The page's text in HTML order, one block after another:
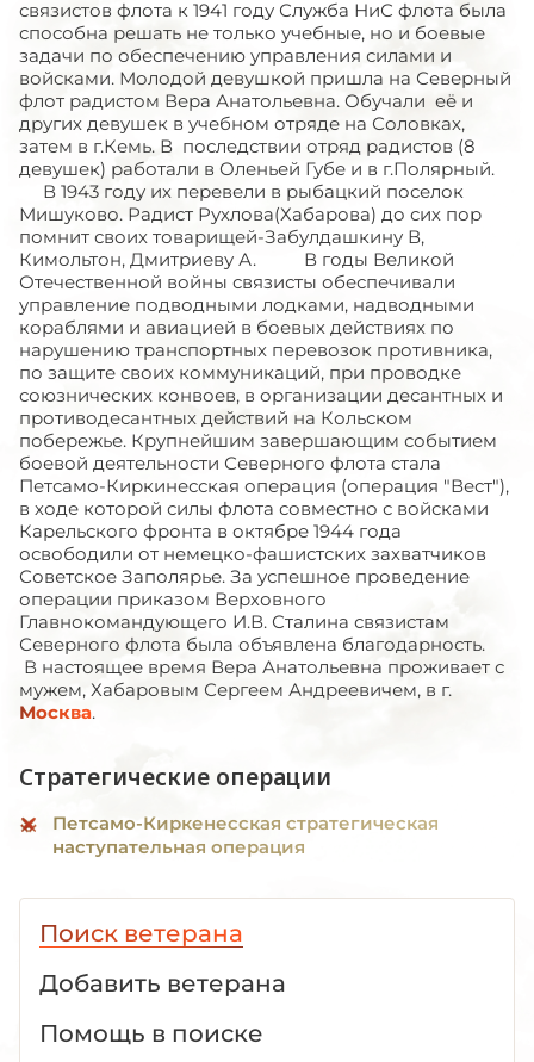
связистов флота к 1941 году Служба НиС флота была
способна решать не только учебные, но и боевые
задачи по обеспечению управления силами и
войсками. Молодой девушкой пришла на Северный
флот радистом Вера Анатольевна. Обучали её и
других девушек в учебном отряде на Соловках,
затем в г.Кемь. В последствии отряд радистов (8
девушек) работали в Оленьей Губе и в г.Полярный.
В 1943 году их перевели в рыбацкий поселок
Мишуково. Радист Рухлова(Хабарова) до сих пор
помнит своих товарищей-Забулдашкину В,
Кимольтон, Дмитриеву А. В годы Великой
Отечественной войны связисты обеспечивали
управление подводными лодками, надводными
кораблями и авиацией в боевых действиях по
нарушению транспортных перевозок противника,
по защите своих коммуникаций, при проводке
союзнических конвоев, в организации десантных и
противодесантных действий на Кольском
побережье. Крупнейшим завершающим событием
боевой деятельности Северного флота стала
Петсамо-Киркинесская операция (операция "Вест"),
в ходе которой силы флота совместно с войсками
Карельского фронта в октябре 1944 года
освободили от немецко-фашистских захватчиков
Советское Заполярье. За успешное проведение
операции приказом Верховного
Главнокомандующего И.В. Сталина связистам
Северного флота была объявлена благодарность.
В настоящее время Вера Анатольевна проживает с
мужем, Хабаровым Сергеем Андреевичем, в г.
Москва.
Стратегические операции
Петсамо-Киркенесская стратегическая
наступательная операция
Поиск ветерана
Добавить ветерана
Помощь в поиске